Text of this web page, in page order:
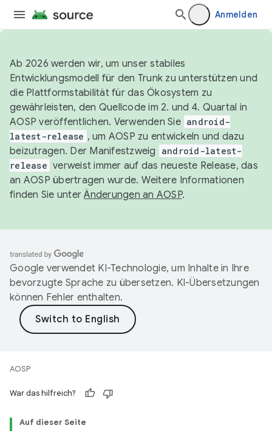
Anmelden
Ab 2026 werden wir, um unser stabiles
Entwicklungsmodell für den Trunk zu unterstützen und
die Plattformstabilität für das Ökosystem zu
gewährleisten, den Quellcode im 2. und 4. Quartal in
AOSP veröffentlichen. Verwenden Sie android-
latest-release , um AOSP zu entwickeln und dazu
beizutragen. Der Manifestzweig
android-latest-
release verweist immer auf das neueste Release, das
an AOSP übertragen wurde. Weitere Informationen
finden Sie unterÄnderungen an AOSP.
Google verwendet KI-Technologie, um Inhalte in Ihre
bevorzugte Sprache zu übersetzen. KI-Übersetzungen
können Fehler enthalten.
AOSP
War das hilfreich?
Auf dieser Seite